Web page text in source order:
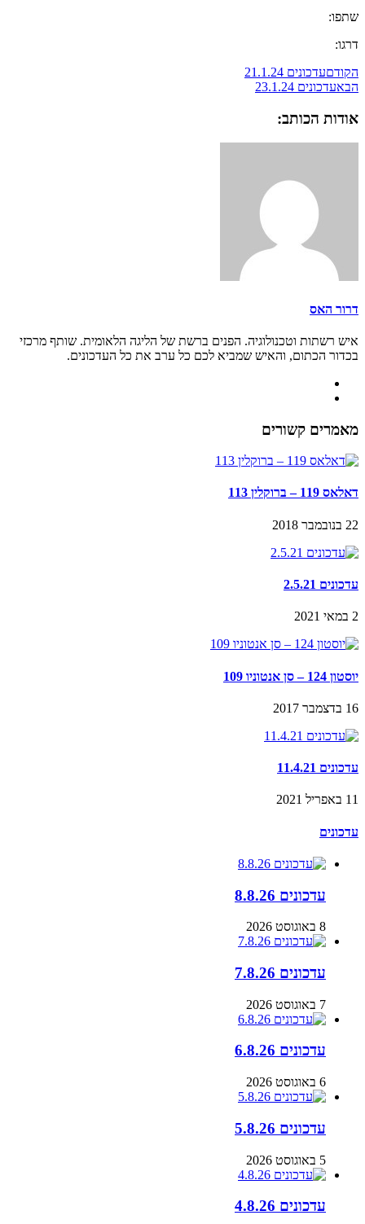
שתפו:
דרגו:
הקודםעדכונים 21.1.24
הבאעדכונים 23.1.24
אודות הכותב:
דרור האס
איש רשתות וטכנולוגיה. הפנים ברשת של הליגה הלאומית. שותף מרכזי
בכדור הכתום, והאיש שמביא לכם כל ערב את כל העדכונים.
מאמרים קשורים
דאלאס 119 – ברוקלין 113
22 בנובמבר 2018
עדכונים 2.5.21
2 במאי 2021
יוסטון 124 – סן אנטוניו 109
16 בדצמבר 2017
עדכונים 11.4.21
11 באפריל 2021
עדכונים
עדכונים 8.8.26
8 באוגוסט 2026
עדכונים 7.8.26
7 באוגוסט 2026
עדכונים 6.8.26
6 באוגוסט 2026
עדכונים 5.8.26
5 באוגוסט 2026
עדכונים 4.8.26